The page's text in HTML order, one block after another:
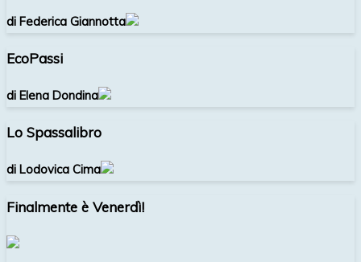
di Federica Giannotta
EcoPassi
di Elena Dondina
Lo Spassalibro
di Lodovica Cima
Finalmente è Venerdì!